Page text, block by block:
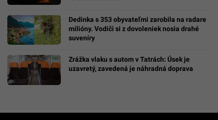
Dedinka s 353 obyvateľmi zarobila na radare
milióny. Vodiči si z dovoleniek nosia drahé
suveníry
Zrážka vlaku s autom v Tatrách: Úsek je
uzavretý, zavedená je náhradná doprava